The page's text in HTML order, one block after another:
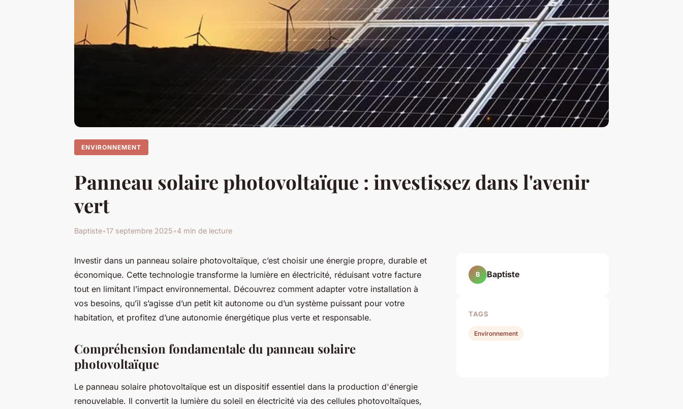
ENVIRONNEMENT
Panneau solaire photovoltaïque : investissez dans l'avenir
vert
Baptiste•17 septembre 2025•4 min de lecture
Investir dans un panneau solaire photovoltaïque, c’est choisir une énergie propre, durable et
économique. Cette technologie transforme la lumière en électricité, réduisant votre facture
tout en limitant l’impact environnemental. Découvrez comment adapter votre installation à
vos besoins, qu’il s’agisse d’un petit kit autonome ou d’un système puissant pour votre
habitation, et profitez d’une autonomie énergétique plus verte et responsable.
Compréhension fondamentale du panneau solaire
photovoltaïque
Le panneau solaire photovoltaïque est un dispositif essentiel dans la production d'énergie
renouvelable. Il convertit la lumière du soleil en électricité via des cellules photovoltaïques,
B Baptiste
TAGS
Environnement